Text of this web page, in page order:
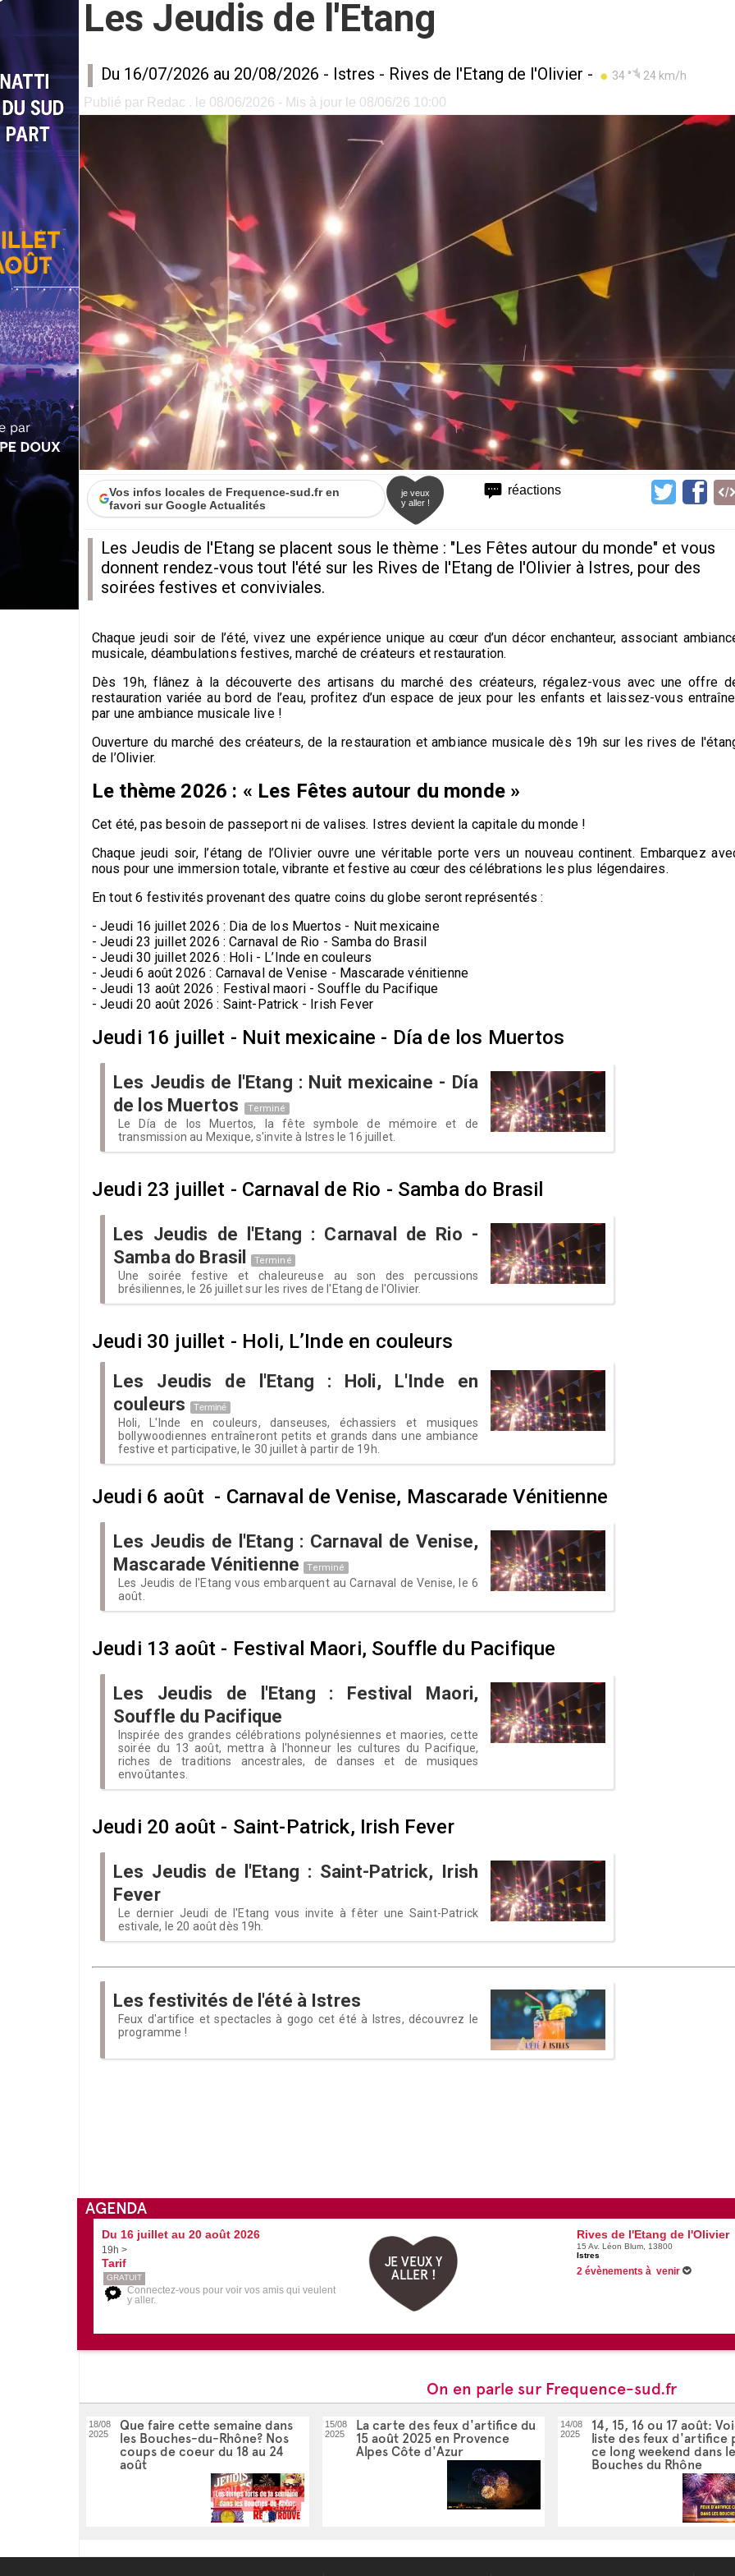
Les Jeudis de l'Etang
Du 16/07/2026 au 20/08/2026 - Istres - Rives de l'Etang de l'Olivier - 34 ° 24 km/h
Publié par Redac . le 08/06/2026 - Mis à jour le 08/06/26 10:00
réactions
Vos infos locales de Frequence-sud.fr en
favori sur Google Actualités
je veux
y aller !
Les Jeudis de l'Etang se placent sous le thème : "Les Fêtes autour du monde" et vous
donnent rendez-vous tout l'été sur les Rives de l'Etang de l'Olivier à Istres, pour des
soirées festives et conviviales.
Chaque jeudi soir de l’été, vivez une expérience unique au cœur d’un décor enchanteur, associant
musicale, déambulations festives, marché de créateurs et restauration.
Dès 19h, flânez à la découverte des artisans du marché des créateurs, régalez-vous avec une offre
restauration variée au bord de l’eau, profitez d’un espace de jeux pour les enfants et laissez-vous
par une ambiance musicale live !
Ouverture du marché des créateurs, de la restauration et ambiance musicale dès 19h sur les rives de
de l’Olivier.
Le thème 2026 : « Les Fêtes autour du monde »
Cet été, pas besoin de passeport ni de valises. Istres devient la capitale du monde !
Chaque jeudi soir, l’étang de l’Olivier ouvre une véritable porte vers un nouveau continent. Embarquez
nous pour une immersion totale, vibrante et festive au cœur des célébrations les plus légendaires.
En tout 6 festivités provenant des quatre coins du globe seront représentés :
- Jeudi 16 juillet 2026 : Dia de los Muertos - Nuit mexicaine
- Jeudi 23 juillet 2026 : Carnaval de Rio - Samba do Brasil
- Jeudi 30 juillet 2026 : Holi - L’Inde en couleurs
- Jeudi 6 août 2026 : Carnaval de Venise - Mascarade vénitienne
- Jeudi 13 août 2026 : Festival maori - Souffle du Pacifique
- Jeudi 20 août 2026 : Saint-Patrick - Irish Fever
Jeudi 16 juillet - Nuit mexicaine - Día de los Muertos
Les Jeudis de l'Etang : Nuit mexicaine - Día
de los Muertos
Terminé
Le Día de los Muertos, la fête symbole de mémoire et de
transmission au Mexique, s'invite à Istres le 16 juillet.
Jeudi 23 juillet - Carnaval de Rio - Samba do Brasil
Les Jeudis de l'Etang : Carnaval de Rio -
Samba do Brasil
Terminé
Une soirée festive et chaleureuse au son des percussions
brésiliennes, le 26 juillet sur les rives de l'Etang de l'Olivier.
Jeudi 30 juillet - Holi, L’Inde en couleurs
Les Jeudis de l'Etang : Holi, L'Inde en
couleurs
Terminé
Holi, L'Inde en couleurs, danseuses, échassiers et musiques
bollywoodiennes entraîneront petits et grands dans une ambiance
festive et participative, le 30 juillet à partir de 19h.
Jeudi 6 août - Carnaval de Venise, Mascarade Vénitienne
Les Jeudis de l'Etang : Carnaval de Venise,
Mascarade Vénitienne
Terminé
Les Jeudis de l'Etang vous embarquent au Carnaval de Venise, le 6
août.
Jeudi 13 août - Festival Maori, Souffle du Pacifique
Les Jeudis de l'Etang : Festival Maori,
Souffle du Pacifique
Inspirée des grandes célébrations polynésiennes et maories, cette
soirée du 13 août, mettra à l'honneur les cultures du Pacifique,
riches de traditions ancestrales, de danses et de musiques
envoûtantes.
Jeudi 20 août - Saint-Patrick, Irish Fever
Les Jeudis de l'Etang : Saint-Patrick, Irish
Fever
Le dernier Jeudi de l'Etang vous invite à fêter une Saint-Patrick
estivale, le 20 août dès 19h.
Les festivités de l'été à Istres
Feux d'artifice et spectacles à gogo cet été à Istres, découvrez le
programme !
AGENDA
Du 16 juillet au 20 août 2026
19h >
Tarif
GRATUIT
Connectez-vous pour voir vos amis qui veulent
y aller.
JE VEUX Y
ALLER !
Rives de l'Etang de l'Olivier
15 Av. Léon Blum, 13800
Istres
2 évènements à venir
On en parle sur Frequence-sud.fr
18/08
2025
Que faire cette semaine dans
les Bouches-du-Rhône? Nos
coups de coeur du 18 au 24
août
15/08
2025
La carte des feux d'artifice du
15 août 2025 en Provence
Alpes Côte d'Azur
14/08
2025
14, 15, 16 ou 17 août:
liste des feux d'artifice
ce long weekend dans
Bouches du Rhône